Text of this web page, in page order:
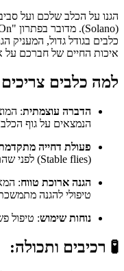
הגנו על הכלב שלכם ועל
כלבים בגודל גדול, המעניק
איכות החיים של חברכם על
למה כלבים צריכים
הדברה עוצמתית:
הנמצאים על גוף
פעולת דחייה
(Stable flies) לפני שהם מספיקים לעקוץ.
הגנה ארוכת טווח
טיפולי להגנה
נוחות שימוש: טיפול
🧪 רכיבים ותכולה: